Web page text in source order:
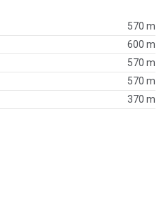
570 m
600 m
570 m
570 m
370 m